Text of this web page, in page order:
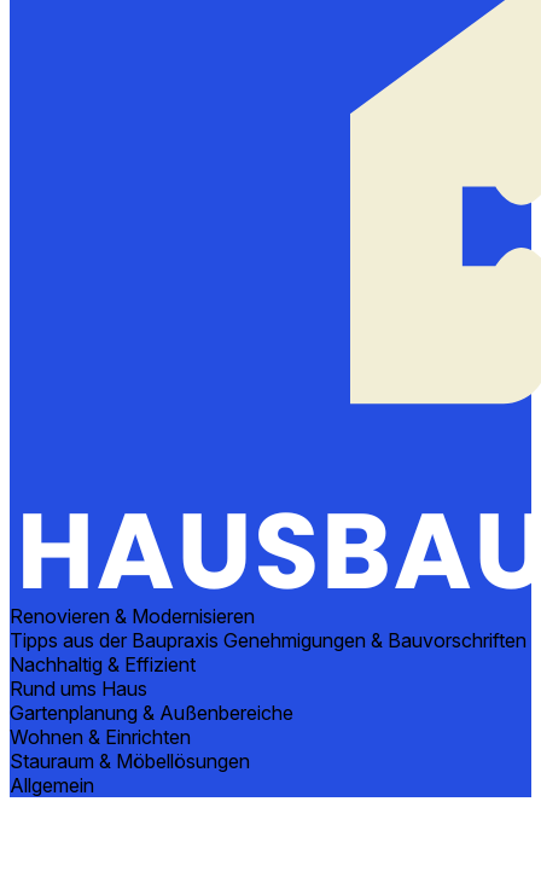
Renovieren & Modernisieren
Tipps aus der Baupraxis Genehmigungen & Bauvorschriften
Nachhaltig & Effizient
Rund ums Haus
Gartenplanung & Außenbereiche
Wohnen & Einrichten
Stauraum & Möbellösungen
Allgemein